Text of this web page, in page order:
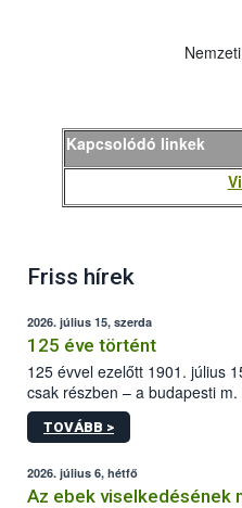
Kapcsolódó linkek
Friss hírek
2026. július 15, szerda
125 éve történt
125 évvel ezelőtt 1901. július
csak részben – a budapesti
állomás a Kis Rókus utca 15.
tervezett új épületébe.
TOVÁBB >
2026. július 6, hétfő
Az ebek viselkedésének